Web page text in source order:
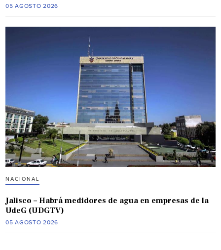
05 AGOSTO 2026
NACIONAL
Jalisco – Habrá medidores de agua en empresas de la
UdeG (UDGTV)
05 AGOSTO 2026